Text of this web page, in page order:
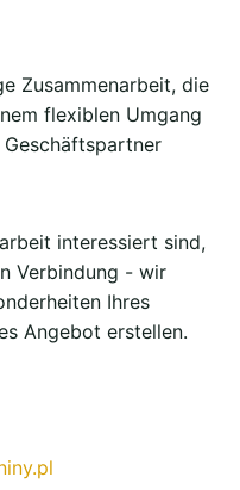
Zusammenarbeit, die
flexiblen Umgang
interessiert sind,
Verbindung - wir
Ihres
Angebot erstellen.